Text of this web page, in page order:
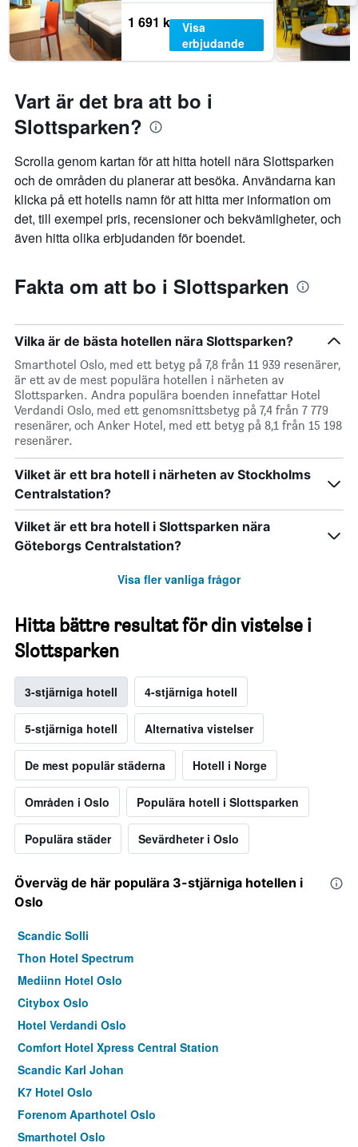
1 691 kr Visa
erbjudande
Vart är det bra att bo i
Slottsparken?
Scrolla genom kartan för att hitta hotell nära Slottsparken
och de områden du planerar att besöka. Användarna kan
klicka på ett hotells namn för att hitta mer information om
det, till exempel pris, recensioner och bekvämligheter, och
även hitta olika erbjudanden för boendet.
Fakta om att bo i Slottsparken
Vilka är de bästa hotellen nära Slottsparken?
Smarthotel Oslo, med ett betyg på 7,8 från 11 939 resenärer,
är ett av de mest populära hotellen i närheten av
Slottsparken. Andra populära boenden innefattar Hotel
Verdandi Oslo, med ett genomsnittsbetyg på 7,4 från 7 779
resenärer, och Anker Hotel, med ett betyg på 8,1 från 15 198
resenärer.
Vilket är ett bra hotell i närheten av Stockholms
Centralstation?
Vilket är ett bra hotell i Slottsparken nära
Göteborgs Centralstation?
Visa fler vanliga frågor
Hitta bättre resultat för din vistelse i
Slottsparken
3-stjärniga hotell 4-stjärniga hotell
5-stjärniga hotell Alternativa vistelser
De mest populär städerna Hotell i Norge
Områden i Oslo Populära hotell i Slottsparken
Populära städer Sevärdheter i Oslo
Överväg de här populära 3-stjärniga hotellen i
Oslo
Scandic Solli
Thon Hotel Spectrum
Mediinn Hotel Oslo
Citybox Oslo
Hotel Verdandi Oslo
Comfort Hotel Xpress Central Station
Scandic Karl Johan
K7 Hotel Oslo
Forenom Aparthotel Oslo
Smarthotel Oslo